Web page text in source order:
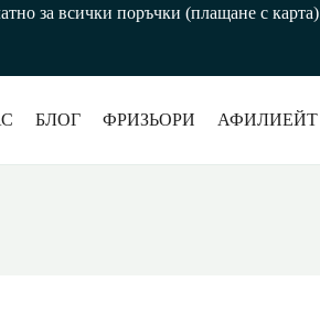
за всички поръчки (плащане с
БЛОГ ФРИЗЬОРИ АФИЛИЕЙТ